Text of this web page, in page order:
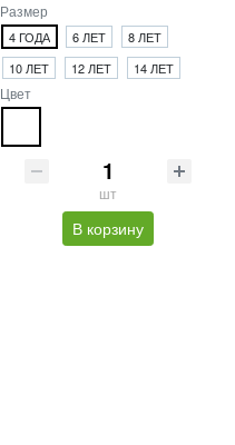
Размер
4 ГОДА 6 ЛЕТ
8 ЛЕТ
10 ЛЕТ
12 ЛЕТ 14 ЛЕТ
Цвет
шт
В корзину